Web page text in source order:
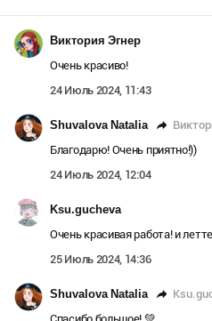
Виктория Эгнер
Очень красиво!
24 Июль 2024, 11:43
Shuvalova Natalia
Благодарю! Очень приятно!))
24 Июль 2024, 12:04
Ksu.gucheva
Очень красивая работа! и
25 Июль 2024, 14:36
Shuvalova Natalia